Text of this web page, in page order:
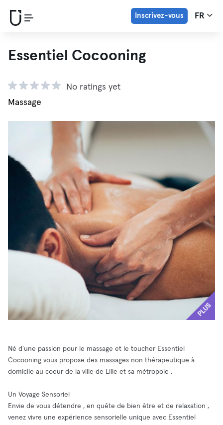
Inscrivez-vous FR
Essentiel Cocooning
No ratings yet
Massage
PLUS
Né d'une passion pour le massage et le toucher Essentiel
Cocooning vous propose des massages non thérapeutique à
domicile au coeur de la ville de Lille et sa métropole .
Un Voyage Sensoriel
Envie de vous détendre , en quête de bien être et de relaxation ,
venez vivre une expérience sensorielle unique avec Essentiel